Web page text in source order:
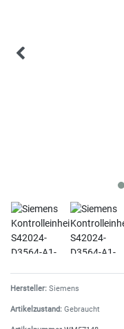
Hersteller: Siemens
Artikelzustand: Gebraucht